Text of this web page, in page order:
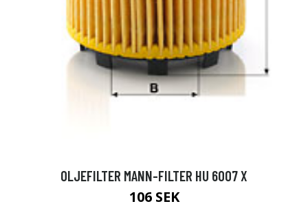
OLJEFILTER MANN-FILTER HU 6007 X
106 SEK